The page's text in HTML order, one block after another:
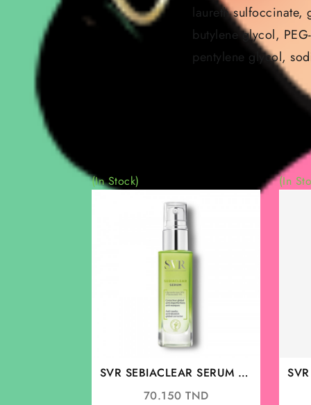
laureth
butylene glycol,
pentylene glycol,
(In Stock)
SVR SEBIACLEAR SERUM 30
ml
70.150TND
(In